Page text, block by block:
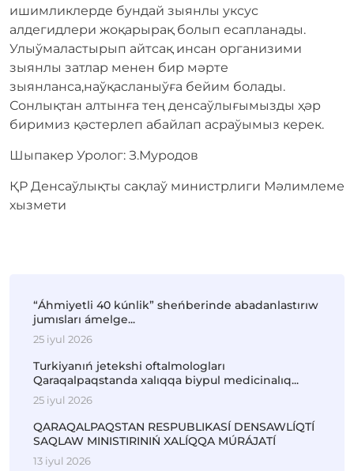
ишимликлерде бундай зыянлы уксус
алдегидлери жоқарырақ болып есапланады.
Улыўмаластырып айтсақ инсан организими
зыянлы затлар менен бир мәрте
зыянланса,наўқасланыўға бейим болады.
Сонлықтан алтынға тең денсаўлығымызды ҳәр
биримиз қәстерлеп абайлап асраўымыз керек.
Шыпакер Уролог: З.Муродов
ҚР Денсаўлықты сақлаў министрлиги Мәлимлеме
хызмети
“Áhmiyetli 40 kúnlik” sheńberinde abadanlastırıw
jumısları ámelge...
25 iyul 2026
Turkiyanıń jetekshi oftalmologları
Qaraqalpaqstanda xalıqqa biypul medicinalıq...
25 iyul 2026
QARAQALPAQSTAN RESPUBLIKASÍ DENSAWLÍQTÍ
SAQLAW MINISTIRINIŃ XALÍQQA MÚRÁJATÍ
13 iyul 2026